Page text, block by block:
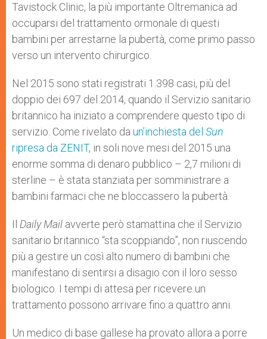
Tavistock Clinic, la più importante Oltremanica ad
occuparsi del trattamento ormonale di questi
bambini per arrestarne la pubertà, come primo passo
verso un intervento chirurgico.
Nel 2015 sono stati registrati 1.398 casi, più del
doppio dei 697 del 2014, quando il Servizio sanitario
britannico ha iniziato a comprendere questo tipo di
servizio. Come rivelato da un’inchiesta del Sun
ripresa da ZENIT, in soli nove mesi del 2015 una
enorme somma di denaro pubblico – 2,7 milioni di
sterline – è stata stanziata per somministrare a
bambini farmaci che ne bloccassero la pubertà.
Il Daily Mail avverte però stamattina che il Servizio
sanitario britannico “sta scoppiando”, non riuscendo
più a gestire un così alto numero di bambini che
manifestano di sentirsi a disagio con il loro sesso
biologico. I tempi di attesa per ricevere un
trattamento possono arrivare fino a quattro anni.
Un medico di base gallese ha provato allora a porre